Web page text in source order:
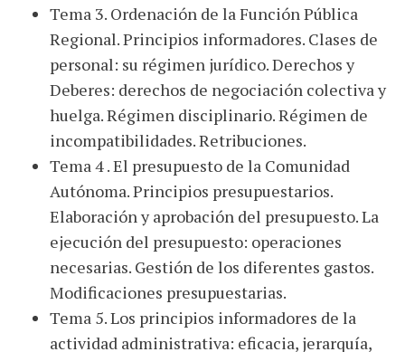
Tema 3. Ordenación de la Función Pública
Regional. Principios informadores. Clases de
personal: su régimen jurídico. Derechos y
Deberes: derechos de negociación colectiva y
huelga. Régimen disciplinario. Régimen de
incompatibilidades. Retribuciones.
Tema 4 . El presupuesto de la Comunidad
Autónoma. Principios presupuestarios.
Elaboración y aprobación del presupuesto. La
ejecución del presupuesto: operaciones
necesarias. Gestión de los diferentes gastos.
Modificaciones presupuestarias.
Tema 5. Los principios informadores de la
actividad administrativa: eficacia, jerarquía,